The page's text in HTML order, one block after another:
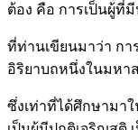
ต้อง คือ การเป็นผู้ที่
ที่ท่านเขียนมาว่า กา
อิริยาบถหนึ่งในมหา
ซึ่งเท่าที่ได้ศึกษามา